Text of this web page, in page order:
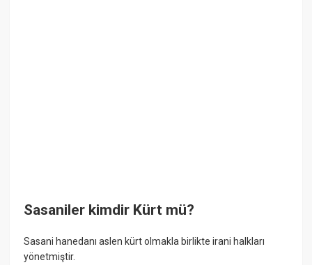
Sasaniler kimdir Kürt mü?
Sasani hanedanı aslen kürt olmakla birlikte irani halkları
yönetmiştir.